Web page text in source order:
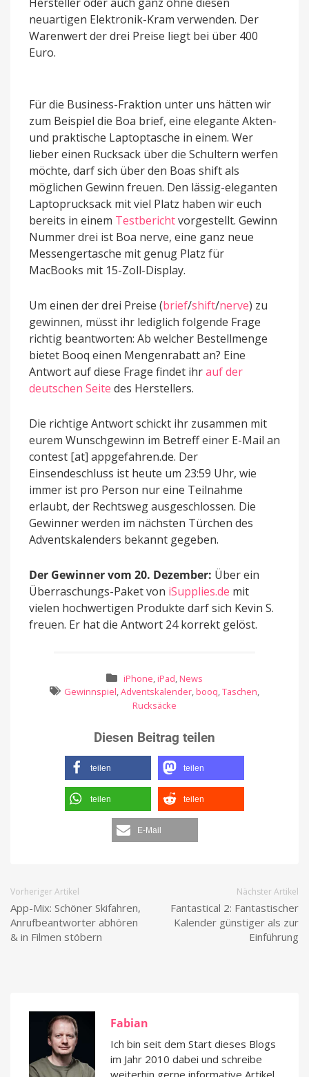
neuartigen Elektronik-Kram verwenden. Der
Warenwert der drei Preise liegt bei über 400
Euro.
Für die Business-Fraktion unter uns hätten wir
zum Beispiel die Boa brief, eine elegante Akten-
und praktische Laptoptasche in einem. Wer
lieber einen Rucksack über die Schultern werfen
möchte, darf sich über den Boas shift als
möglichen Gewinn freuen. Den lässig-eleganten
Laptoprucksack mit viel Platz haben wir euch
bereits in einem Testberichtvorgestellt. Gewinn
Nummer drei ist Boa nerve, eine ganz neue
Messengertasche mit genug Platz für
MacBooks mit 15-Zoll-Display.
Um einen der drei Preise (brief/shift/nerve) zu
gewinnen, müsst ihr lediglich folgende Frage
richtig beantworten: Ab welcher Bestellmenge
bietet Booq einen Mengenrabatt an? Eine
Antwort auf diese Frage findet ihrauf der
deutschen Seite des Herstellers.
Die richtige Antwort schickt ihr zusammen mit
eurem Wunschgewinn im Betreff einer E-Mail an
contest [at] appgefahren.de. Der
Einsendeschluss ist heute um 23:59 Uhr, wie
immer ist pro Person nur eine Teilnahme
erlaubt, der Rechtsweg ausgeschlossen. Die
Gewinner werden im nächsten Türchen des
Adventskalenders bekannt gegeben.
Der Gewinner vom 20. Dezember: Über ein
Überraschungs-Paket von iSupplies.de mit
vielen hochwertigen Produkte darf sich Kevin S.
freuen. Er hat die Antwort 24 korrekt gelöst.
iPhone, iPad, News
Gewinnspiel,Adventskalender, booq,Taschen,
Rucksäcke
Diesen Beitrag teilen
teilen teilen
teilen teilen
E-Mail
Vorheriger Artikel
App-Mix: Schöner Skifahren,
Anrufbeantworter abhören
& in Filmen stöbern
Nächster Artikel
Fantastical 2: Fantastischer
Kalender günstiger als zur
Einführung
Fabian
Ich bin seit dem Start dieses Blogs
im Jahr 2010 dabei und schreibe
weiterhin gerne informative Artikel